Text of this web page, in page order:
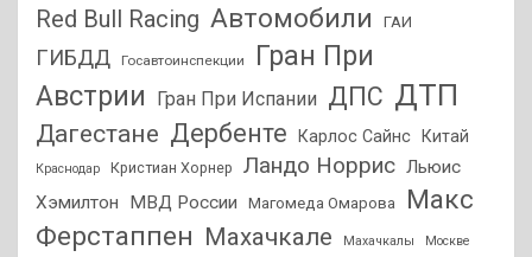
Red Bull Racing Автомобили ГАИ
ГИБДД Госавтоинспекции
Гран При
Австрии
Гран При Испании ДПС ДТП
Дагестане Дербенте Карлос Сайнс Китай
Краснодар Кристиан Хорнер Ландо Норрис Льюис
Хэмилтон
МВД России Магомеда Омарова
Макс
Ферстаппен Махачкале Махачкалы Москве